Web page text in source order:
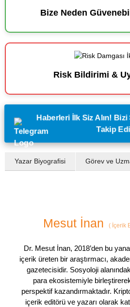
Bize Neden
Risk Bildirimi &
Haberleri İlk Siz Alın!
Takip
Yazar Biyografisi Görev ve
Mesut İnan ( İçerik
Dr. Mesut İnan, 2018’den bu
içerik üreten bir araştırmacı,
gazetecisidir. Sosyoloji
para ekosistemiyle
perspektif kazandırmaktadır.
içerik editörü ve yazarı olarak